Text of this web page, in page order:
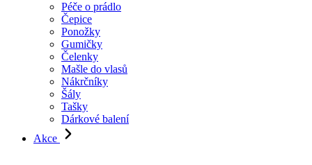
Péče o prádlo
Čepice
Ponožky
Gumičky
Čelenky
Mašle do vlasů
Nákrčníky
Šály
Tašky
Dárkové balení
Akce